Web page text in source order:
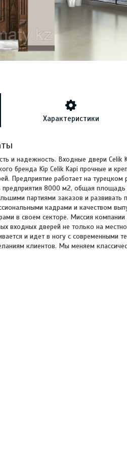
Характеристики
и надежность. Входные двери Celik
бренда Kip Celik Kapi прочные и
Предприятие работает на
8000 м2, общая
партиями заказов и
кадрами и качеством
в своем секторе. Миссия
входных дверей не только на
и идет в ногу с современными
клиентов. Мы меняем